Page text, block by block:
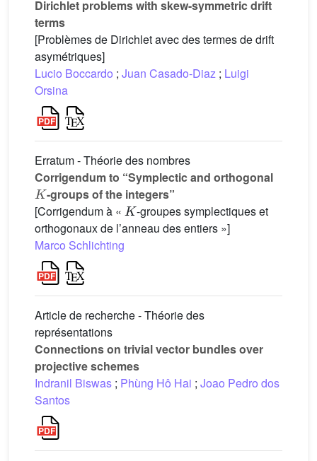
Dirichlet problems with skew-symmetric drift
terms
[Problèmes de Dirichlet avec des termes de drift
asymétriques]
Lucio Boccardo ; Juan Casado-Diaz ; Luigi
Orsina
Erratum - Théorie des nombres
Corrigendum to “Symplectic and orthogonal
K
-groups of the integers”
[Corrigendum à «
K
-groupes symplectiques et
orthogonaux de l’anneau des entiers »]
Marco Schlichting
Article de recherche - Théorie des
représentations
Connections on trivial vector bundles over
projective schemes
Indranil Biswas ; Phùng Hô Hai ; Joao Pedro dos
Santos